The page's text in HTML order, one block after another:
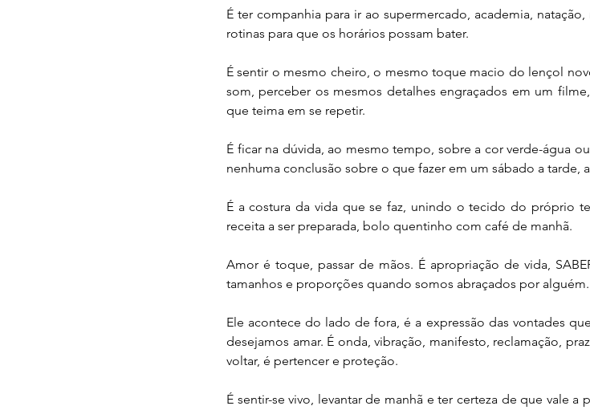
É ter companhia para ir ao supermercado, academia,
rotinas para que os horários possam bater.
É sentir o mesmo cheiro, o mesmo toque macio do lençol
som, perceber os mesmos detalhes engraçados em um
que teima em se repetir.
É ficar na dúvida, ao mesmo tempo, sobre a cor verde-água
nenhuma conclusão sobre o que fazer em um sábado a tarde,
É a costura da vida que se faz, unindo o tecido do próprio
receita a ser preparada, bolo quentinho com café de manhã.
Amor é toque, passar de mãos. É apropriação de vida,
tamanhos e proporções quando somos abraçados por alguém.
Ele acontece do lado de fora, é a expressão das vontades
desejamos amar. É onda, vibração, manifesto, reclamação,
voltar, é pertencer e proteção.
É sentir-se vivo, levantar de manhã e ter certeza de que vale